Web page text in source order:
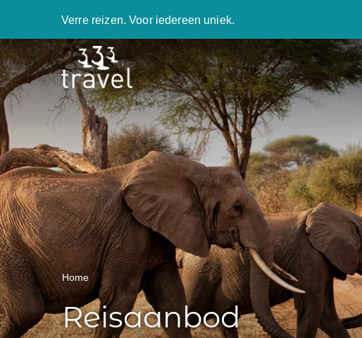
Verre reizen. Voor iedereen uniek.
Home
Reisaanbod